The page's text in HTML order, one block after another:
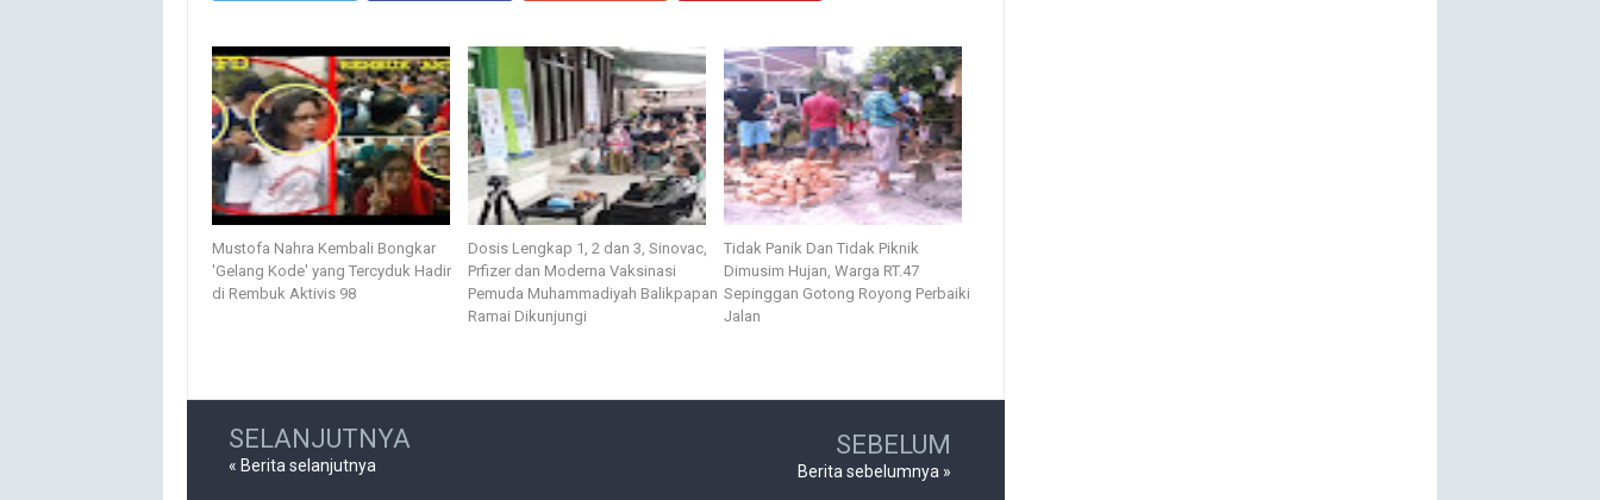
Mustofa Nahra Kembali Bongkar
'Gelang Kode' yang Tercyduk Hadir
di Rembuk Aktivis 98
Dosis Lengkap 1, 2 dan 3, Sinovac,
Prfizer dan Moderna Vaksinasi
Pemuda Muhammadiyah Balikpapan
Ramai Dikunjungi
Tidak Panik Dan Tidak Piknik
Dimusim Hujan, Warga RT.47
Sepinggan Gotong Royong Perbaiki
Jalan
SELANJUTNYA
« Berita selanjutnya
SEBELUM
Berita sebelumnya »